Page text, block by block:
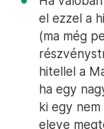
el ezzel a
(ma még
hitellel a
ha egy
ki egy
eleve